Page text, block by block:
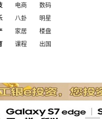
电商
数码
八卦
明星
家居
楼盘
课程
出国